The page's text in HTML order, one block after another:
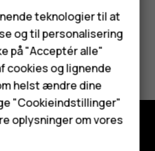
teknologier til at
og til personalisering
på "Acceptér alle"
cookies og lignende
helst ændre dine
"Cookieindstillinger"
oplysninger om vores